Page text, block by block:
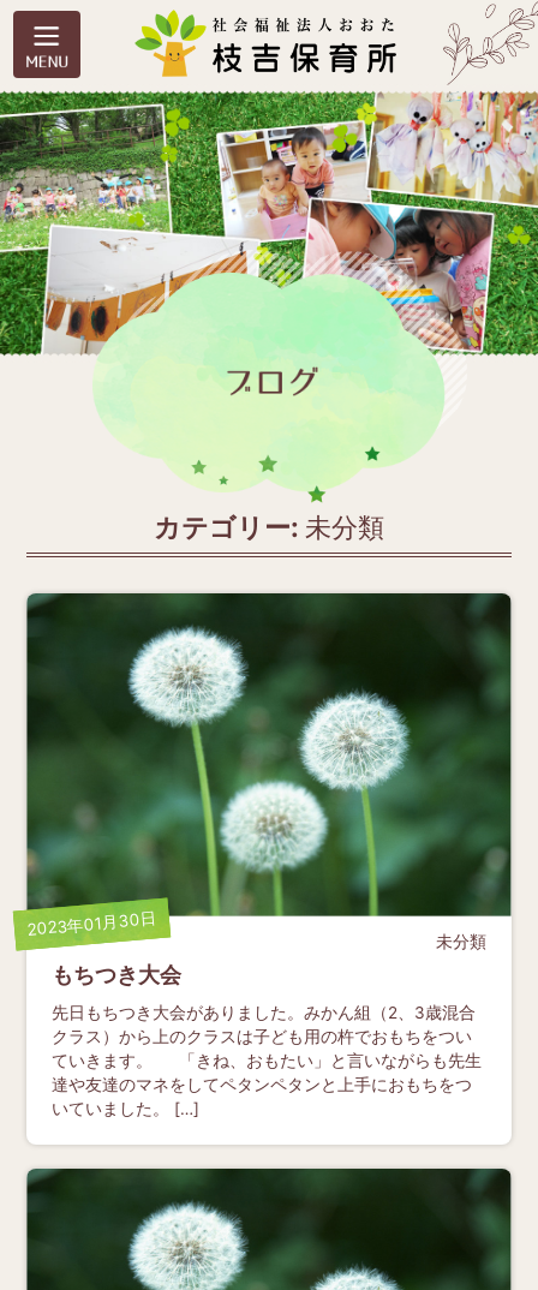
カテゴリー: 未分類
2023年01月30日
未分類
もちつき大会
先日もちつき大会がありました。みかん組（2、3歳混合
クラス）から上のクラスは子ども用の杵でおもちをつい
ていきます。 「きね、おもたい」と言いながらも先生
達や友達のマネをしてペタンペタンと上手におもちをつ
いていました。 […]